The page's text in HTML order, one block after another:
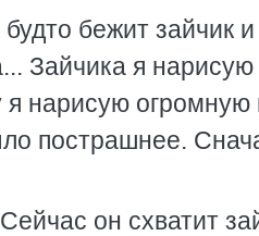
бежит зайчик
Зайчика я нарисую
нарисую огромную
пострашнее.
он схватит